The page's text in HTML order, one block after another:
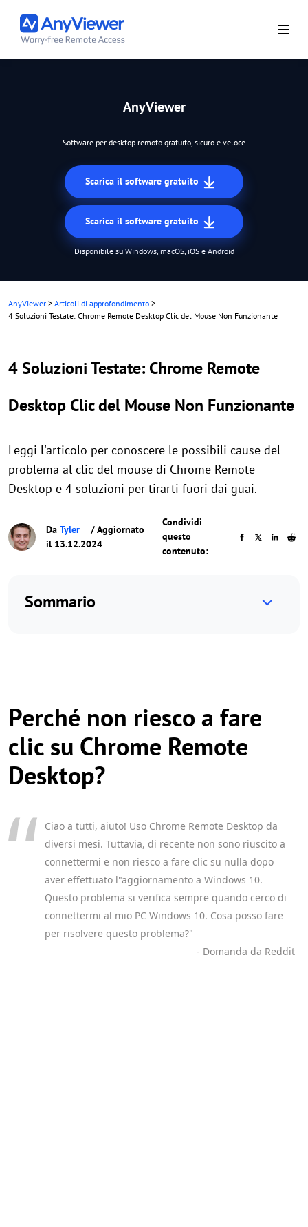
AnyViewer
Software per desktop remoto gratuito, sicuro e veloce
Scarica il software gratuito
Scarica il software gratuito
Disponibile su Windows, macOS, iOS e Android
AnyViewer > Articoli di approfondimento >
4 Soluzioni Testate: Chrome Remote Desktop Clic del Mouse Non Funzionante
4 Soluzioni Testate: Chrome Remote
Desktop Clic del Mouse Non Funzionante
Leggi l'articolo per conoscere le possibili cause del
problema al clic del mouse di Chrome Remote
Desktop e 4 soluzioni per tirarti fuori dai guai.
Da Tyler
/ Aggiornato
il 13.12.2024
Condividi
questo
contenuto:
Sommario
Perché non riesco a fare
clic su Chrome Remote
Desktop?
Ciao a tutti, aiuto! Uso Chrome Remote Desktop da
diversi mesi. Tuttavia, di recente non sono riuscito a
connettermi e non riesco a fare clic su nulla dopo
aver effettuato l"aggiornamento a Windows 10.
Questo problema si verifica sempre quando cerco di
connettermi al mio PC Windows 10. Cosa posso fare
per risolvere questo problema?"
- Domanda da Reddit